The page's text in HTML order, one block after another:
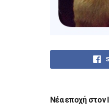
Νέα εποχή στον